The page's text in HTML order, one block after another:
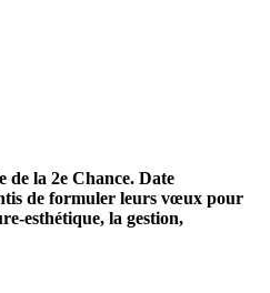
de la 2e Chance. Date
de formuler leurs vœux pour
esthétique, la gestion,